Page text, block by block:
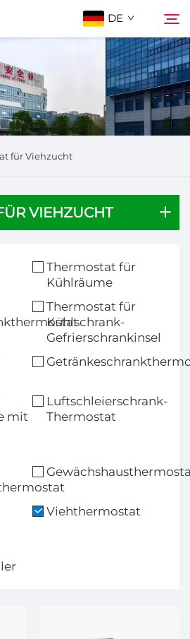
DE
Suchen
für Viehzucht
VIEHZUCHT
Thermostat für
Kühlräume
Thermostat für
Kühlschrank-
Gefrierschrankinsel
mit
Luftschleierschrank-
Thermostat
Viehthermostat